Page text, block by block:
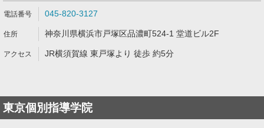
045-820-3127
神奈川県横浜市戸塚区品濃町524-1 堂道ビル2F
JR横須賀線 東戸塚より 徒歩 約5分
東京個別指導学院